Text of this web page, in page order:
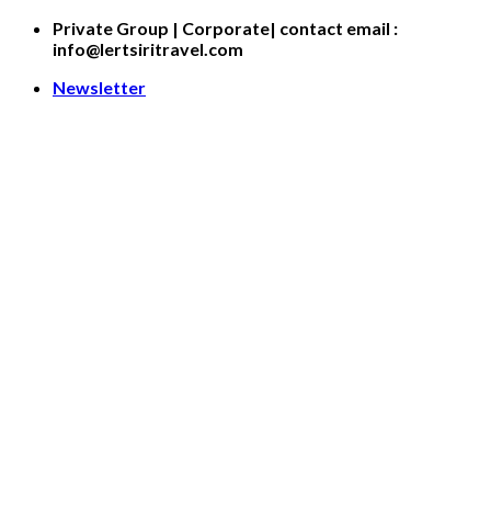
Skip
Private Group | Corporate| contact email :
info@lertsiritravel.com
Newsletter